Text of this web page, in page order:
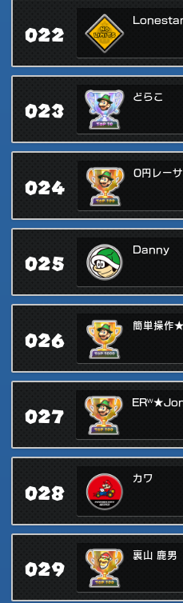
022
023
どらこ
024
0円レーサ
025
Danny
026
簡単操作
027
028
カワ
029
裏山 鹿男